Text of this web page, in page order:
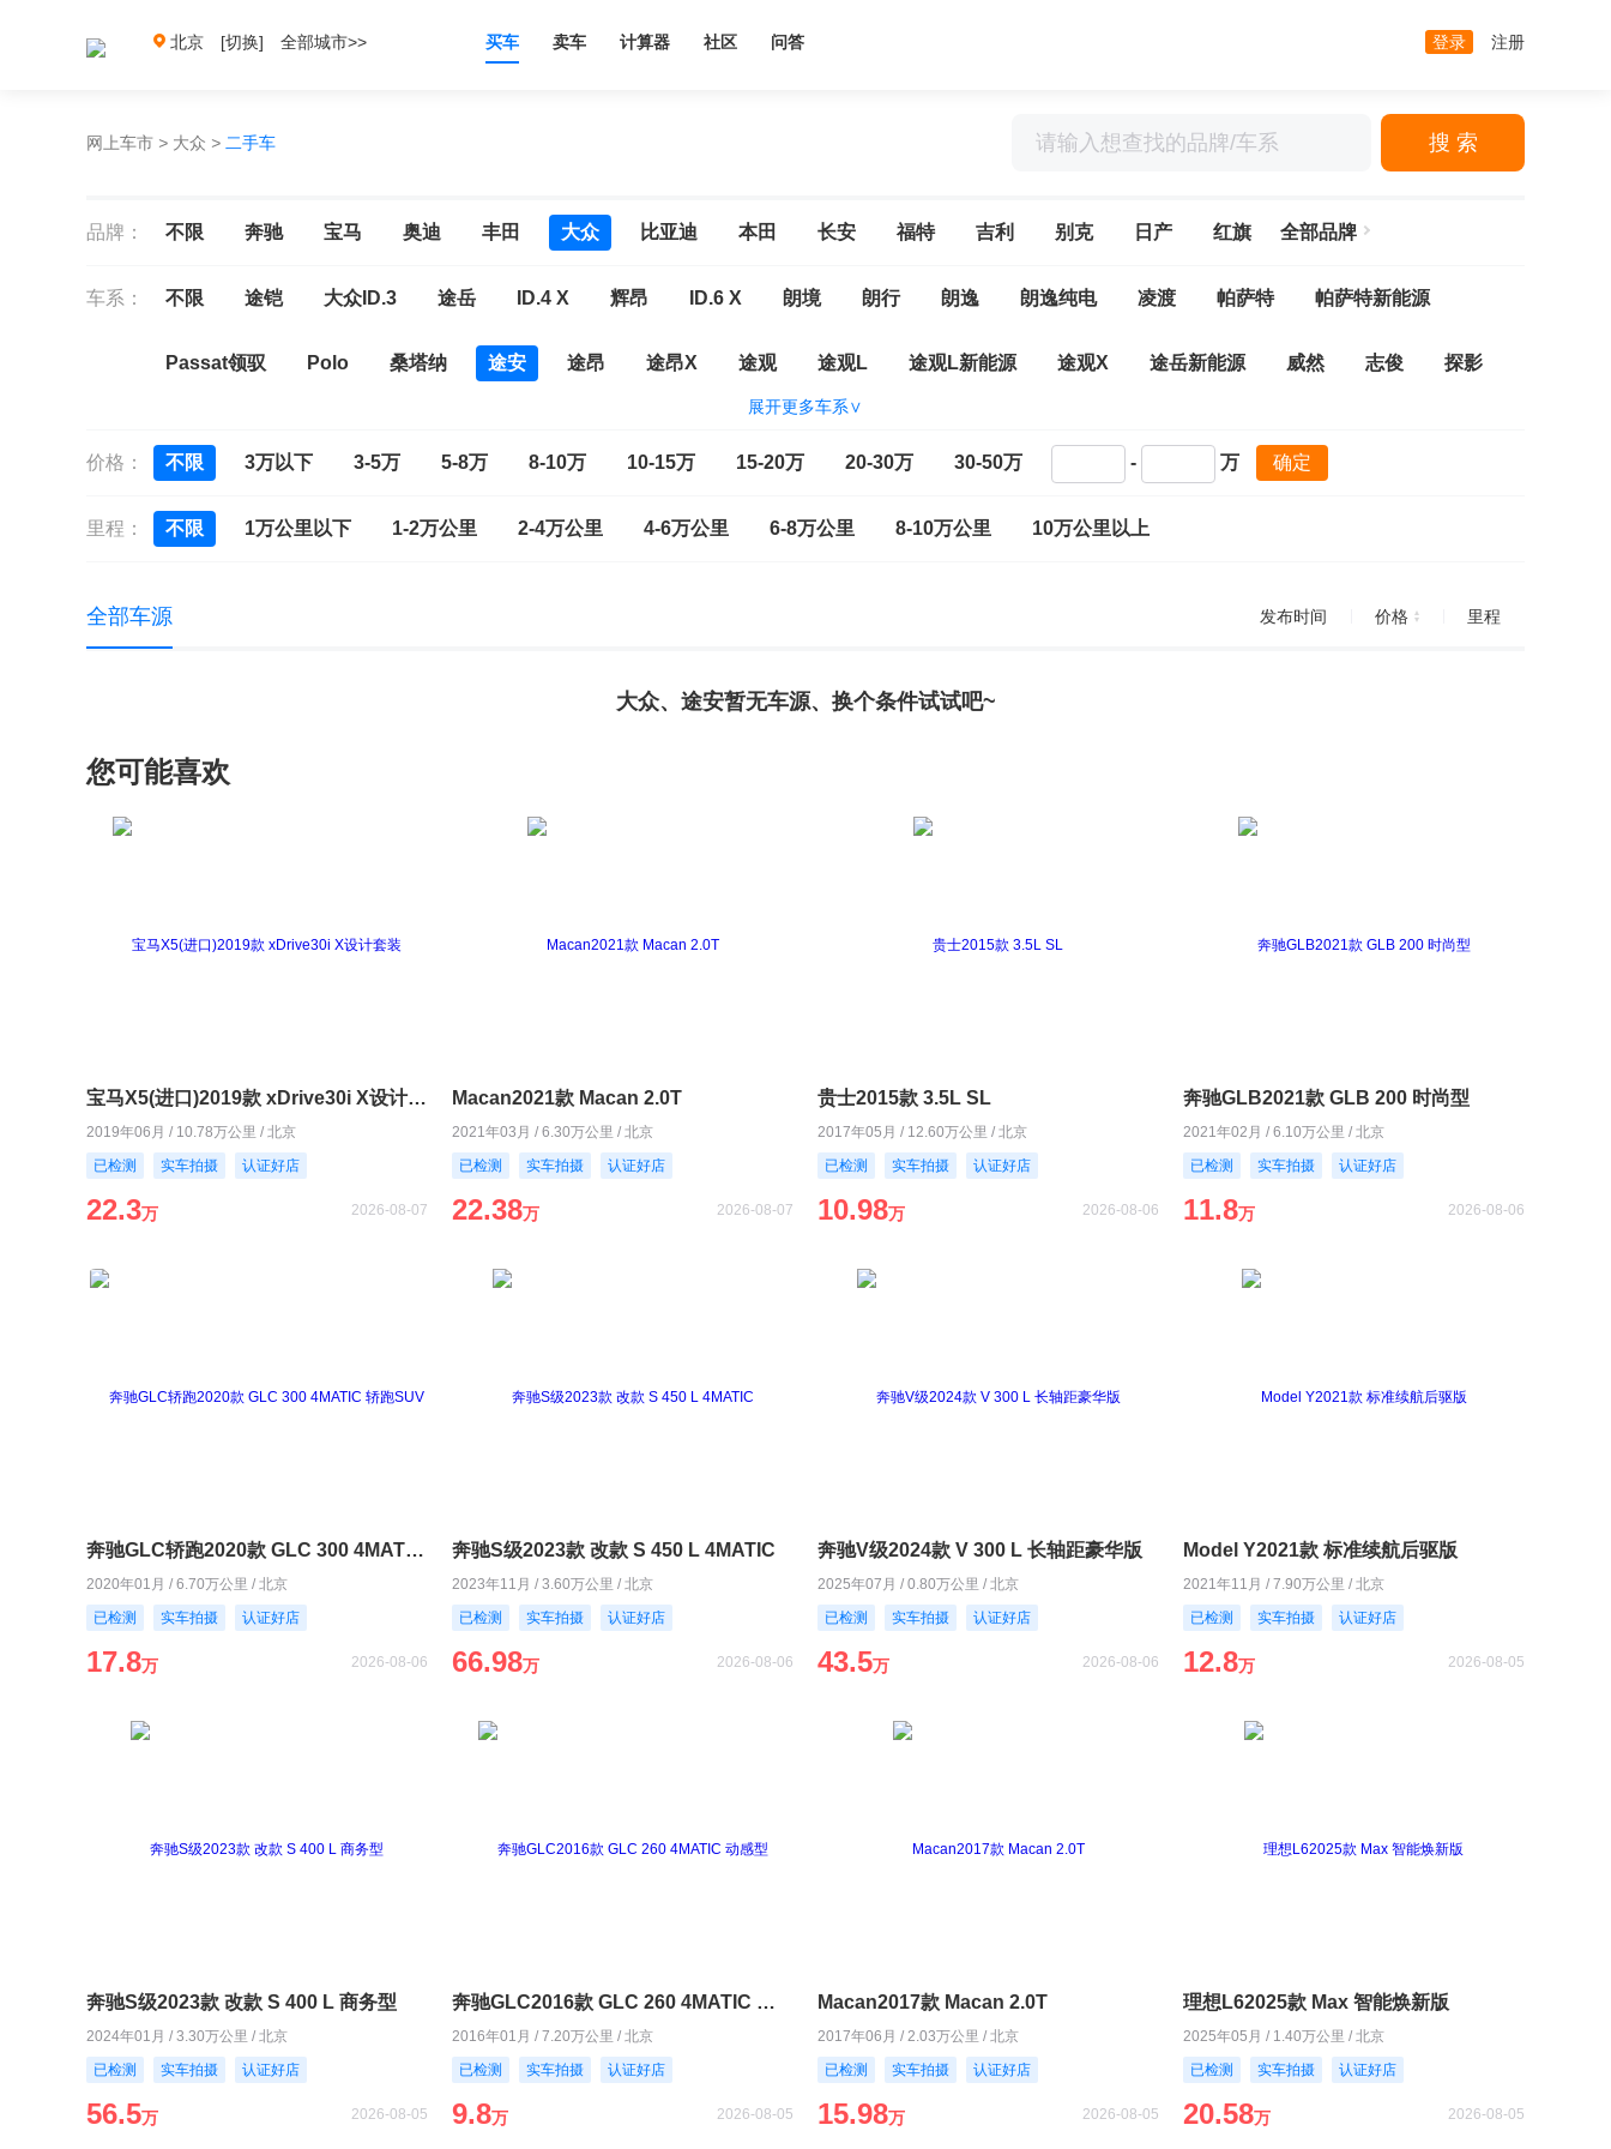
北京 [切换] 全部城市>> 买车 卖车 计算器 社区 问答 登录 注册
网上车市 > 大众 > 二手车 搜 索
品牌： 不限 奔驰 宝马 奥迪 丰田 大众 比亚迪 本田 长安 福特 吉利 别克 日产 红旗 全部品牌
车系： 不限 途铠 大众ID.3 途岳 ID.4 X 辉昂 ID.6 X 朗境 朗行 朗逸 朗逸纯电 凌渡 帕萨特 帕萨特新能源
Passat领驭 Polo 桑塔纳 途安 途昂 途昂X 途观 途观L 途观L新能源 途观X 途岳新能源 威然 志俊 探影
途锐
展开更多车系∨
价格： 不限 3万以下 3-5万 5-8万 8-10万 10-15万 15-20万 20-30万 30-50万 - 万 确定
里程： 不限 1万公里以下 1-2万公里 2-4万公里 4-6万公里 6-8万公里 8-10万公里 10万公里以上
全部车源 发布时间 价格 里程
大众、途安暂无车源、换个条件试试吧~
您可能喜欢
宝马X5(进口)2019款 xDrive30i X设计套装
2019年06月 / 10.78万公里 / 北京
已检测
实车拍摄 认证好店
22.3万 2026-08-07
Macan2021款 Macan 2.0T
2021年03月 / 6.30万公里 / 北京
已检测
实车拍摄 认证好店
22.38万 2026-08-07
贵士2015款 3.5L SL
2017年05月 / 12.60万公里 / 北京
已检测
实车拍摄 认证好店
10.98万 2026-08-06
奔驰GLB2021款 GLB 200 时尚型
2021年02月 / 6.10万公里 / 北京
已检测
实车拍摄 认证好店
11.8万 2026-08-06
奔驰GLC轿跑2020款 GLC 300 4MATIC 轿跑SUV
2020年01月 / 6.70万公里 / 北京
已检测
实车拍摄 认证好店
17.8万 2026-08-06
奔驰S级2023款 改款 S 450 L 4MATIC
2023年11月 / 3.60万公里 / 北京
已检测
实车拍摄 认证好店
66.98万 2026-08-06
奔驰V级2024款 V 300 L 长轴距豪华版
2025年07月 / 0.80万公里 / 北京
已检测
实车拍摄 认证好店
43.5万 2026-08-06
Model Y2021款 标准续航后驱版
2021年11月 / 7.90万公里 / 北京
已检测
实车拍摄 认证好店
12.8万 2026-08-05
奔驰S级2023款 改款 S 400 L 商务型
2024年01月 / 3.30万公里 / 北京
已检测
实车拍摄 认证好店
56.5万 2026-08-05
奔驰GLC2016款 GLC 260 4MATIC 动感型
2016年01月 / 7.20万公里 / 北京
已检测
实车拍摄 认证好店
9.8万 2026-08-05
Macan2017款 Macan 2.0T
2017年06月 / 2.03万公里 / 北京
已检测
实车拍摄 认证好店
15.98万 2026-08-05
理想L62025款 Max 智能焕新版
2025年05月 / 1.40万公里 / 北京
已检测
实车拍摄 认证好店
20.58万 2026-08-05